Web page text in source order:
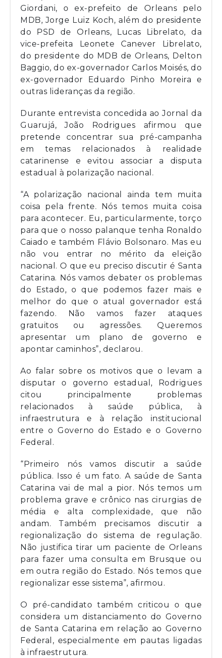
Giordani, o ex-prefeito de Orleans pelo
MDB, Jorge Luiz Koch, além do presidente
do PSD de Orleans, Lucas Librelato, da
vice-prefeita Leonete Canever Librelato,
do presidente do MDB de Orleans, Delton
Baggio, do ex-governador Carlos Moisés, do
ex-governador Eduardo Pinho Moreira e
outras lideranças da região.
Durante entrevista concedida ao Jornal da
Guarujá, João Rodrigues afirmou que
pretende concentrar sua pré-campanha
em temas relacionados à realidade
catarinense e evitou associar a disputa
estadual à polarização nacional.
“A polarização nacional ainda tem muita
coisa pela frente. Nós temos muita coisa
para acontecer. Eu, particularmente, torço
para que o nosso palanque tenha Ronaldo
Caiado e também Flávio Bolsonaro. Mas eu
não vou entrar no mérito da eleição
nacional. O que eu preciso discutir é Santa
Catarina. Nós vamos debater os problemas
do Estado, o que podemos fazer mais e
melhor do que o atual governador está
fazendo. Não vamos fazer ataques
gratuitos ou agressões. Queremos
apresentar um plano de governo e
apontar caminhos”, declarou.
Ao falar sobre os motivos que o levam a
disputar o governo estadual, Rodrigues
citou principalmente problemas
relacionados à saúde pública, à
infraestrutura e à relação institucional
entre o Governo do Estado e o Governo
Federal.
“Primeiro nós vamos discutir a saúde
pública. Isso é um fato. A saúde de Santa
Catarina vai de mal a pior. Nós temos um
problema grave e crônico nas cirurgias de
média e alta complexidade, que não
andam. Também precisamos discutir a
regionalização do sistema de regulação.
Não justifica tirar um paciente de Orleans
para fazer uma consulta em Brusque ou
em outra região do Estado. Nós temos que
regionalizar esse sistema”, afirmou.
O pré-candidato também criticou o que
considera um distanciamento do Governo
de Santa Catarina em relação ao Governo
Federal, especialmente em pautas ligadas
à infraestrutura.